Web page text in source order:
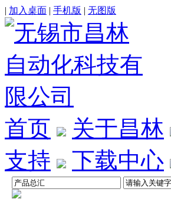
| 加入桌面 | 手机版 | 无图版
首页 关于昌林
支持
下载中心